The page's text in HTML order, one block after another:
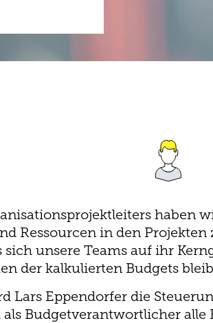
haben
Ressourcen in den Projekten
sich unsere Teams auf ihr
der kalkulierten Budgets
Lars Eppendorfer die
Budgetverantwortlicher alle